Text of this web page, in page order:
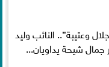
وعتيبة”.. النائب وليد
جمال شيحة يداويان...